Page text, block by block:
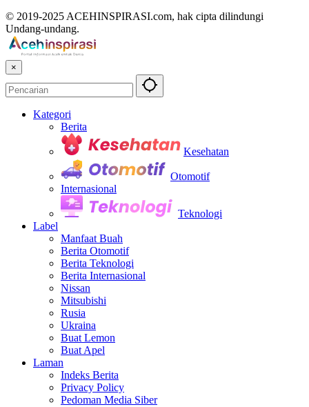
© 2019-2025 ACEHINSPIRASI.com, hak cipta dilindungi
Undang-undang.
×
Kategori
Berita
Kesehatan
Otomotif
Internasional
Teknologi
Label
Manfaat Buah
Berita Otomotif
Berita Teknologi
Berita Internasional
Nissan
Mitsubishi
Rusia
Ukraina
Buat Lemon
Buat Apel
Laman
Indeks Berita
Privacy Policy
Pedoman Media Siber